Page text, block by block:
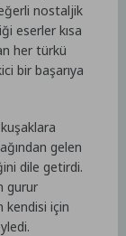
nostaljik
eserler kısa
her türkü
bir başarıya
gelen
dile getirdi.
gurur
kendisi için